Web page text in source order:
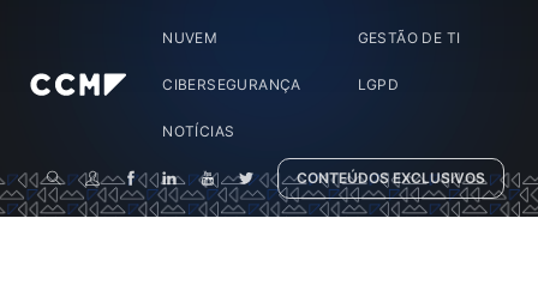
NUVEM GESTÃO DE TI
CIBERSEGURANÇA LGPD
NOTÍCIAS
CONTEÚDOS EXCLUSIVOS